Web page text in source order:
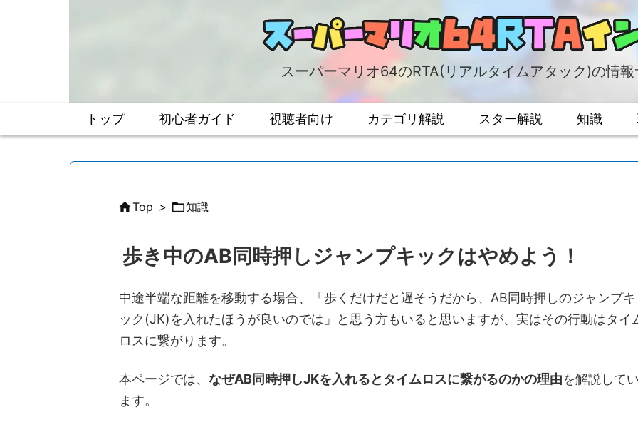
スーパーマリオ64のRTA(リアルタイムアタック)の情報
トップ 初心者ガイド 視聴者向け カテゴリ解説 スター解説 知識
Top > 知識
歩き中のAB同時押しジャンプキックはやめよう！
中途半端な距離を移動する場合、「歩くだけだと遅そうだから、AB同時押しのジャンプキ
ック(JK)を入れたほうが良いのでは」と思う方もいると思いますが、実はその行動はタイ
ロスに繋がります。
本ページでは、 なぜAB同時押しJKを入れるとタイムロスに繋がるのかの理由を解説して
ます。